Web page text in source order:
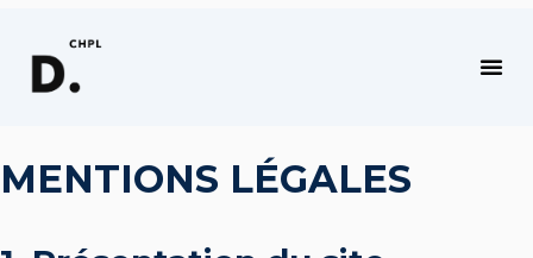
MENTIONS LÉGALES